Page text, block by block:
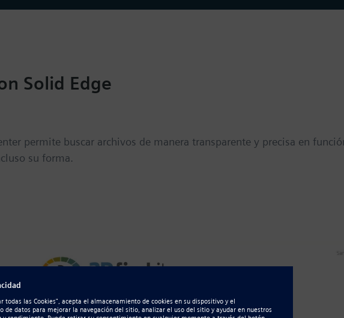
Solid Edge
permite buscar archivos de manera transparente y precisa en
su forma.